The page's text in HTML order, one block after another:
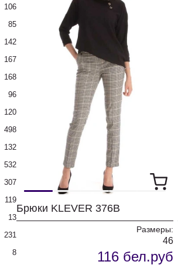
106
85
142
167
168
96
120
498
132
532
307
119
13
231
8
Брюки KLEVER 376В
Размеры:
46
116 бел.руб